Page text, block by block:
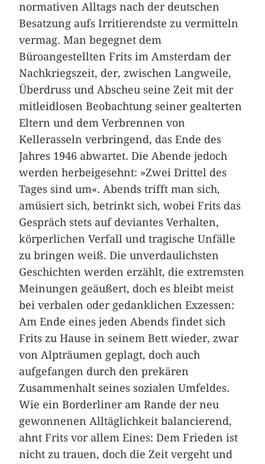
normativen Alltags nach der deutschen
Besatzung aufs Irritierendste zu vermitteln
vermag. Man begegnet dem
Büroangestellten Frits im Amsterdam der
Nachkriegszeit, der, zwischen Langweile,
Überdruss und Abscheu seine Zeit mit der
mitleidlosen Beobachtung seiner gealterten
Eltern und dem Verbrennen von
Kellerasseln verbringend, das Ende des
Jahres 1946 abwartet. Die Abende jedoch
werden herbeigesehnt: »Zwei Drittel des
Tages sind um«. Abends trifft man sich,
amüsiert sich, betrinkt sich, wobei Frits das
Gespräch stets auf deviantes Verhalten,
körperlichen Verfall und tragische Unfälle
zu bringen weiß. Die unverdaulichsten
Geschichten werden erzählt, die extremsten
Meinungen geäußert, doch es bleibt meist
bei verbalen oder ­gedanklichen Exzessen:
Am Ende eines jeden Abends findet sich
Frits zu Hause in seinem Bett wieder, zwar
von Alpträumen geplagt, doch auch
aufgefangen durch den prekären
Zusammenhalt seines sozialen Umfeldes.
Wie ein Borderliner am Rande der neu
gewonnenen Alltäglichkeit balancierend,
ahnt Frits vor allem Eines: Dem Frieden ist
nicht zu trauen, doch die Zeit vergeht und